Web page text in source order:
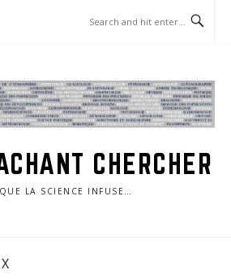
CHERCHER
LA SCIENCE INFUSE…